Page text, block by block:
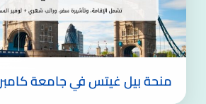
منحة بيل غيتس في جامعة